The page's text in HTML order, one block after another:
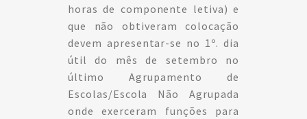
horas de componente letiva) e
que não obtiveram colocação
devem apresentar-se no 1º. dia
útil do mês de setembro no
último Agrupamento de
Escolas/Escola Não Agrupada
onde exerceram funções para